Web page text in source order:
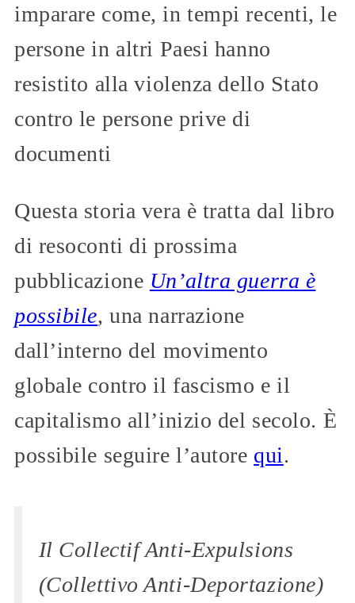
imparare come, in tempi recenti, le
persone in altri Paesi hanno
resistito alla violenza dello Stato
contro le persone prive di
documenti
Questa storia vera è tratta dal libro
di resoconti di prossima
pubblicazione Un’altra guerra è
possibile, una narrazione
dall’interno del movimento
globale contro il fascismo e il
capitalismo all’inizio del secolo. È
possibile seguire l’autore qui.
Il Collectif Anti-Expulsions
(Collettivo Anti-Deportazione)